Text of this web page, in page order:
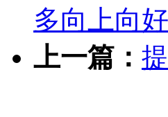
多向上向
上一篇：